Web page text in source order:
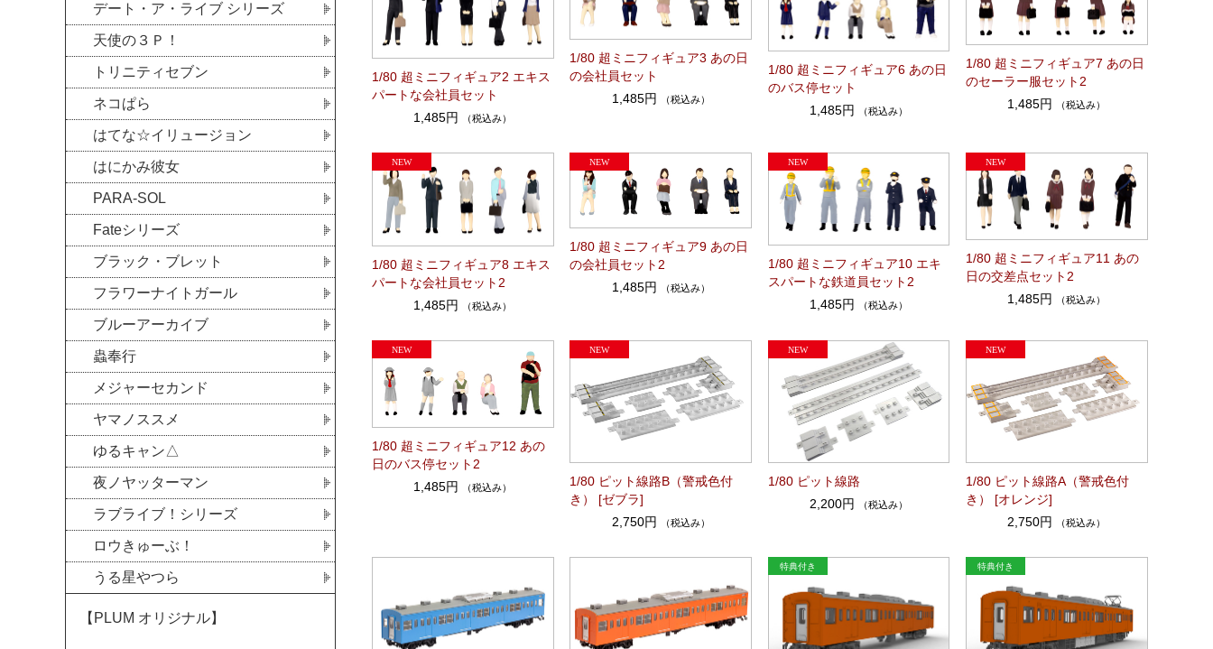
1/80 超ミニフィギュア2 エキス
パートな会社員セット
1,485円
（税込み）
1/80 超ミニフィギュア3 あの日
の会社員セット
1,485円
（税込み）
1/80 超ミニフィギュア6 あの日
のバス停セット
1,485円
（税込み）
1/80 超ミニフィギュア7 あの日
のセーラー服セット2
1,485円
（税込み）
1/80 超ミニフィギュア8 エキス
パートな会社員セット2
1,485円
（税込み）
1/80 超ミニフィギュア9 あの日
の会社員セット2
1,485円
（税込み）
1/80 超ミニフィギュア10 エキ
スパートな鉄道員セット2
1,485円
（税込み）
1/80 超ミニフィギュア11 あの
日の交差点セット2
1,485円
（税込み）
1/80 超ミニフィギュア12 あの
日のバス停セット2
1,485円
（税込み）
1/80 ピット線路B（警戒色付
き） [ゼブラ]
2,750円
（税込み）
1/80 ピット線路
2,200円
（税込み）
1/80 ピット線路A（警戒色付
き） [オレンジ]
2,750円
（税込み）
デート・ア・ライブ シリーズ
天使の３Ｐ！
トリニティセブン
ネコぱら
はてな☆イリュージョン
はにかみ彼女
PARA-SOL
Fateシリーズ
ブラック・ブレット
フラワーナイトガール
ブルーアーカイブ
蟲奉行
メジャーセカンド
ヤマノススメ
ゆるキャン△
夜ノヤッターマン
ラブライブ！シリーズ
ロウきゅーぶ！
うる星やつら
【PLUM オリジナル】